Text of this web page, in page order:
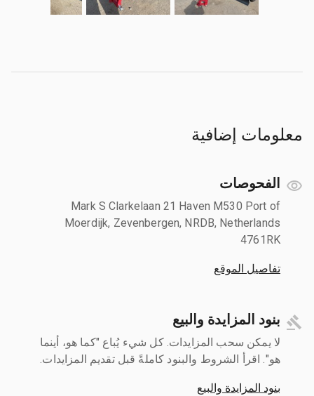
معلومات إضافية
الفحوصات
Mark S Clarkelaan 21 Haven M530 Port of
Moerdijk, Zevenbergen, NRDB, Netherlands
4761RK
تفاصيل الموقع
بنود المزايدة والبيع
لا يمكن سحب المزايدات. كل شيء يُباع "كما هو، أينما
هو". اقرأ الشروط والبنود كاملةً قبل تقديم المزايدات.
بنود المزايدة والبيع